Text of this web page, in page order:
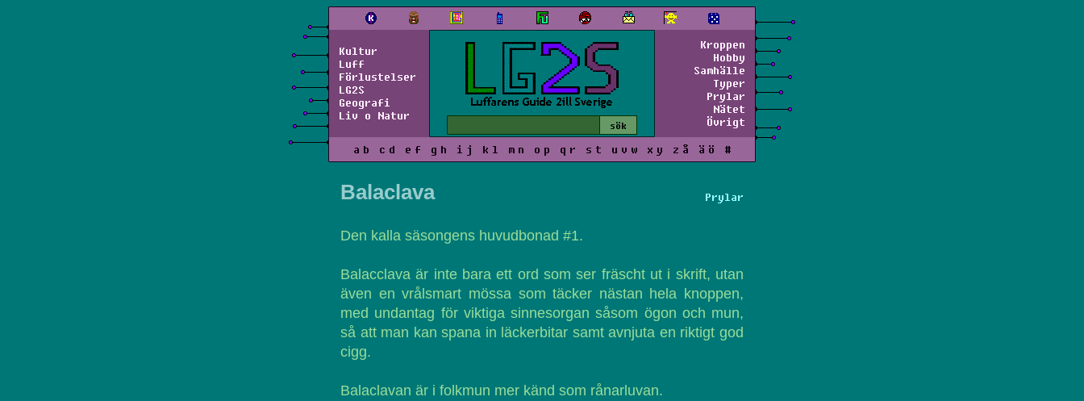
Kultur
Luff
Förlustelser
LG2S
Geografi
Liv o Natur
Kroppen
Hobby
Samhälle
Typer
Prylar
Nätet
Övrigt
a b c d e f g h i j k l m n o p q r s t u v w x y z å ä ö #
Prylar
Balaclava
Den kalla säsongens huvudbonad #1.
Balacclava är inte bara ett ord som ser fräscht ut i skrift, utan
även en vrålsmart mössa som täcker nästan hela knoppen,
med undantag för viktiga sinnesorgan såsom ögon och mun,
så att man kan spana in läckerbitar samt avnjuta en riktigt god
cigg.
Balaclavan är i folkmun mer känd som rånarluvan.